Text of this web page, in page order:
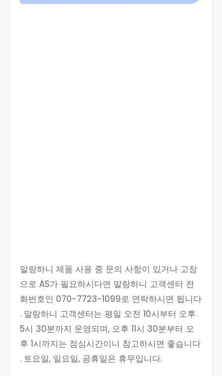
말랑하니 제품 사용 중 문의 사항이 있거나 고장
으로 AS가 필요하시다면 말랑하니 고객센터 전
화번호인 070-7723-1099로 연락하시면 됩니다
. 말랑하니 고객센터는 평일 오전 10시부터 오후
5시 30분까지 운영되며, 오후 11시 30분부터 오
후 1시까지는 점심시간이니 참고하시면 좋습니다
. 토요일, 일요일, 공휴일은 휴무입니다.